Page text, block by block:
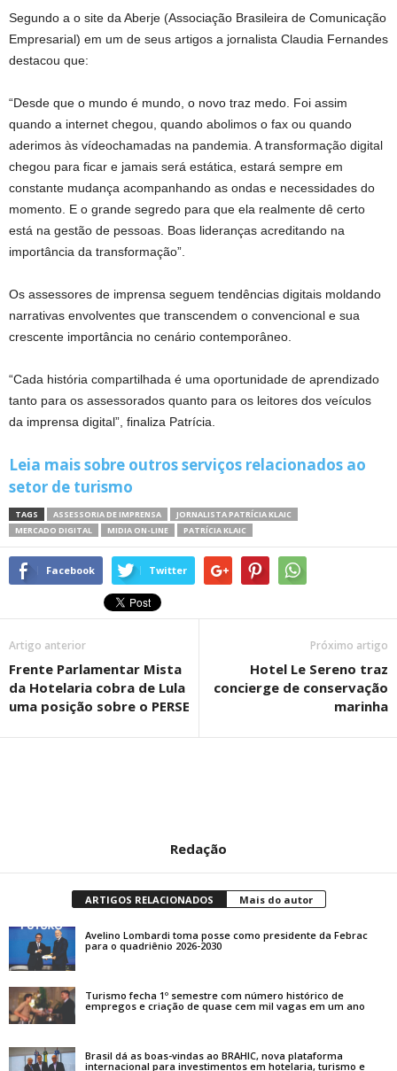
Segundo a o site da Aberje (Associação Brasileira de Comunicação
Empresarial) em um de seus artigos a jornalista Claudia Fernandes
destacou que:
“Desde que o mundo é mundo, o novo traz medo. Foi assim
quando a internet chegou, quando abolimos o fax ou quando
aderimos às vídeochamadas na pandemia. A transformação digital
chegou para ficar e jamais será estática, estará sempre em
constante mudança acompanhando as ondas e necessidades do
momento. E o grande segredo para que ela realmente dê certo
está na gestão de pessoas. Boas lideranças acreditando na
importância da transformação”.
Os assessores de imprensa seguem tendências digitais moldando
narrativas envolventes que transcendem o convencional e sua
crescente importância no cenário contemporâneo.
“Cada história compartilhada é uma oportunidade de aprendizado
tanto para os assessorados quanto para os leitores dos veículos
da imprensa digital”, finaliza Patrícia.
Leia mais sobre outros serviços relacionados ao
setor de turismo
TAGS ASSESSORIA DE IMPRENSA
JORNALISTA PATRÍCIA KLAIC
MERCADO DIGITAL
MIDIA ON-LINE PATRÍCIA KLAIC
Facebook Twitter
Artigo anterior
Frente Parlamentar Mista
da Hotelaria cobra de Lula
uma posição sobre o PERSE
Próximo artigo
Hotel Le Sereno traz
concierge de conservação
marinha
Redação
ARTIGOS RELACIONADOS Mais do autor
Avelino Lombardi toma posse como presidente da Febrac
para o quadriênio 2026-2030
Turismo fecha 1º semestre com número histórico de
empregos e criação de quase cem mil vagas em um ano
Brasil dá as boas-vindas ao BRAHIC, nova plataforma
internacional para investimentos em hotelaria, turismo e